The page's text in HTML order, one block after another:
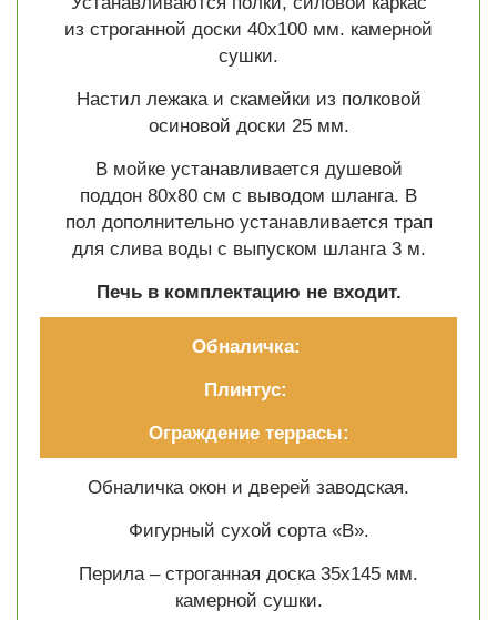
из строганной доски 40х100 мм. камерной
сушки.
Настил лежака и скамейки из полковой
осиновой доски 25 мм.
В мойке устанавливается душевой
поддон 80х80 см с выводом шланга. В
пол дополнительно устанавливается трап
для слива воды с выпуском шланга 3 м.
Печьв комплектацию не входит.
Обналичка:
Плинтус:
Ограждение террасы:
Обналичка окон и дверей заводская.
Фигурный сухой сорта «В».
Перила – строганная доска 35х145 мм.
камерной сушки.